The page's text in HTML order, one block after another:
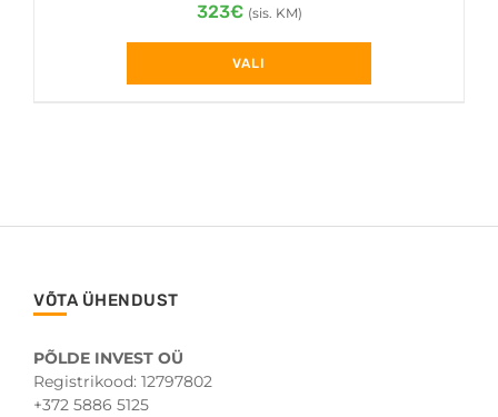
323€ (sis. KM)
VALI
chosen
the
product
page
VÕTA ÜHENDUST
PÕLDE INVEST OÜ
Registrikood: 12797802
+372 5886 5125